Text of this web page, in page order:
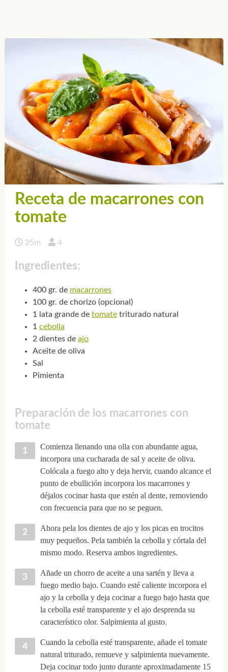
Receta de macarrones con
tomate
25m 4
Ingredientes:
400 gr. de macarrones
100 gr. de chorizo (opcional)
1 lata grande de tomatetriturado natural
1 cebolla
2 dientes de ajo
Aceite de oliva
Sal
Pimienta
Preparación de los macarrones con
tomate
Comienza llenando una olla con abundante agua,
incorpora una cucharada de sal y aceite de oliva.
Colócala a fuego alto y deja hervir, cuando alcance el
punto de ebullición incorpora los macarrones y
déjalos cocinar hasta que estén al dente, removiendo
con frecuencia para que no se peguen.
Ahora pela los dientes de ajo y los picas en trocitos
muy pequeños. Pela también la cebolla y córtala del
mismo modo. Reserva ambos ingredientes.
Añade un chorro de aceite a una sartén y lleva a
fuego medio bajo. Cuando esté caliente incorpora el
ajo y la cebolla y deja cocinar a fuego bajo hasta que
la cebolla esté transparente y el ajo desprenda su
característico olor. Salpimienta al gusto.
Cuando la cebolla esté transparente, añade el tomate
natural triturado, remueve y salpimienta nuevamente.
Deja cocinar todo junto durante aproximadamente 15